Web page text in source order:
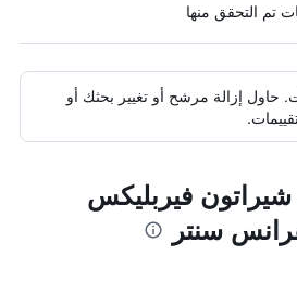
حاول إزالة مرشح أو تغيير بحثك أو
شيراتون فيربليكس
سنتر